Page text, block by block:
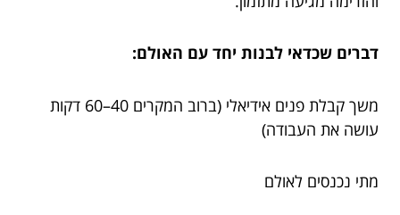
דברים שכדאי לבנות יחד עם האולם:
משך קבלת פנים אידיאלי (ברוב המקרים 40–60 דקות
עושה את העבודה)
מתי נכנסים לאולם